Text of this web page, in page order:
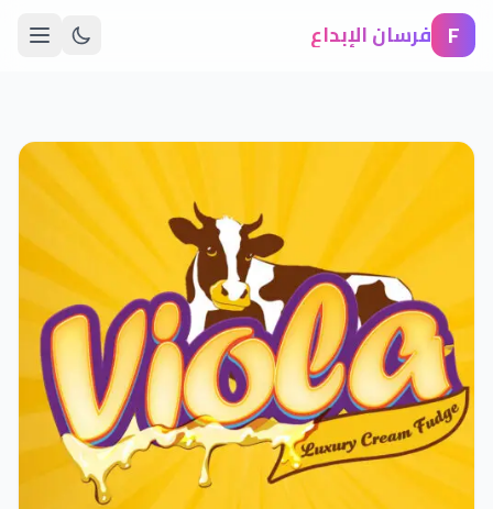
F فرسان الإبداع